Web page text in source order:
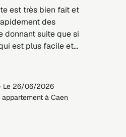
est très bien fait et
des
donnant suite que si
est plus facile et
Un grand merci
· Le 26/06/2026
appartement à Caen